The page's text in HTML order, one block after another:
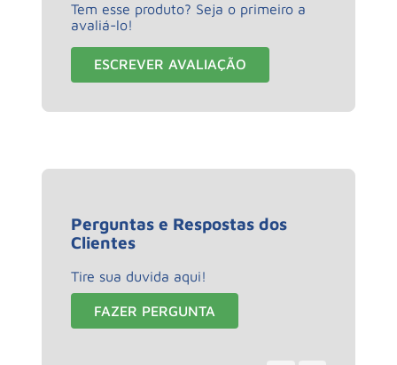
Tem esse produto? Seja o primeiro a
avaliá-lo!
ESCREVER AVALIAÇÃO
Perguntas e Respostas dos
Clientes
Tire sua duvida aqui!
FAZER PERGUNTA